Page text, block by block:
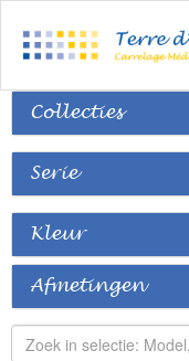
Collecties
Serie
Kleur
Afmetingen